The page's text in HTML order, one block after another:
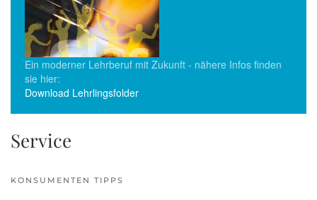
Ein moderner Lehrberuf mit Zukunft - nähere Infos finden
sie hier:
Download Lehrlingsfolder
Service
KONSUMENTEN TIPPS